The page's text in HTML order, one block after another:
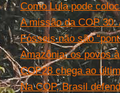
Como Lula pode
A missão da COP
Fósseis não são
Amazônia: os povos
COP28 chega ao
Na COP, Brasil